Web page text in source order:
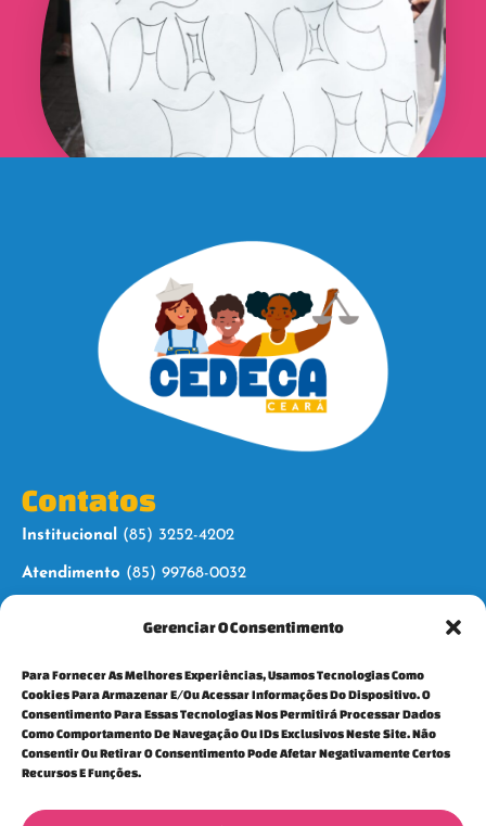
Gerenciar O Consentimento
Para Fornecer As Melhores Experiências, Usamos Tecnologias Como
Cookies Para Armazenar E/ou Acessar Informações Do Dispositivo. O
Consentimento Para Essas Tecnologias Nos Permitirá Processar Dados
Como Comportamento De Navegação Ou IDs Exclusivos Neste Site. Não
Consentir Ou Retirar O Consentimento Pode Afetar Negativamente Certos
Recursos E Funções.
Contatos
Institucional (85) 3252-4202
Atendimento (85) 99768-0032
Siga-nos
Para mais informações, fale conosco:
cedeca@cedecaceara.org.br